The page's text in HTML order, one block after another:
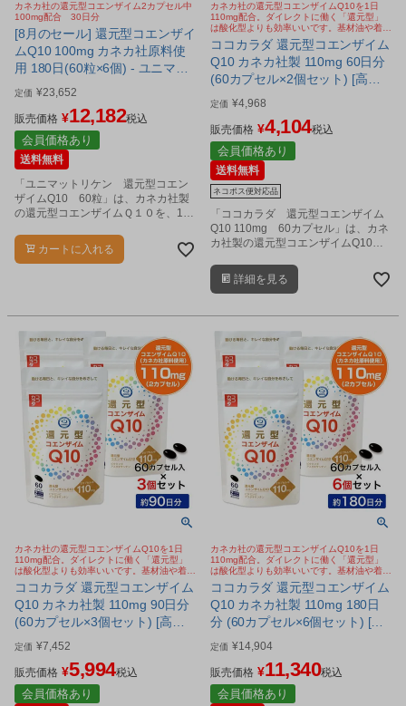
カネカ社の還元型コエンザイム2カプセル中
100mg配合 30日分
[8月のセール] 還元型コエンザイ
ムQ10 100mg カネカ社原料使
用 180日(60粒×6個) - ユニマッ
トリケン [カネカ社原料/100mg]
定価 ¥23,652
販売価格 ¥12,182税込
会員価格あり
送料無料
「ユニマットリケン 還元型コエン
ザイムQ10 60粒」は、カネカ社製
の還元型コエンザイムＱ１０を、1日
ミンEを配合した栄養機能食品（ビタ
ミンＥ）です。
カートに入れる
カネカ社の還元型コエンザイムQ10を1日
110mg配合。ダイレクトに働く「還元型」
は酸化型よりも効率いいです。基材油や着色
カプセルにもこだわり。
ココカラダ 還元型コエンザイム
Q10 カネカ社製 110mg 60日分
(60カプセル×2個セット) [高含
有/還元型COQ10] ※ネコポス対
応商品
定価 ¥4,968
販売価格 ¥4,104税込
会員価格あり
送料無料
ネコポス便対応品
「ココカラダ 還元型コエンザイム
Q10 110mg 60カプセル」は、カネ
カ社製の還元型コエンザイムQ10
た、高含有サプリメントです。
詳細を見る
カネカ社の還元型コエンザイムQ10を1日
110mg配合。ダイレクトに働く「還元型」
は酸化型よりも効率いいです。基材油や着色
カプセルにもこだわり。
ココカラダ 還元型コエンザイム
Q10 カネカ社製 110mg 90日分
(60カプセル×3個セット) [高含
有/還元型COQ10] ※ネコポス対
応商品
定価 ¥7,452
販売価格 ¥5,994税込
会員価格あり
カネカ社の還元型コエンザイムQ10を1日
110mg配合。ダイレクトに働く「還元型」
は酸化型よりも効率いいです。基材油や着色
カプセルにもこだわり。
ココカラダ 還元型コエンザイム
Q10 カネカ社製 110mg 180日
分 (60カプセル×6個セット) [高
含有/還元型COQ10] ※ネコポス
対応商品
定価 ¥14,904
販売価格 ¥11,340税込
会員価格あり